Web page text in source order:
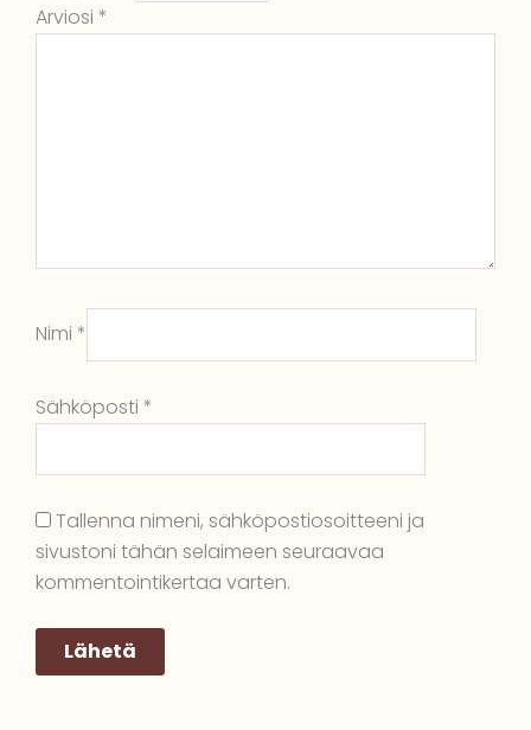
Arviosi *
Nimi *
Sähköposti *
Tallenna nimeni, sähköpostiosoitteeni ja
sivustoni tähän selaimeen seuraavaa
kommentointikertaa varten.